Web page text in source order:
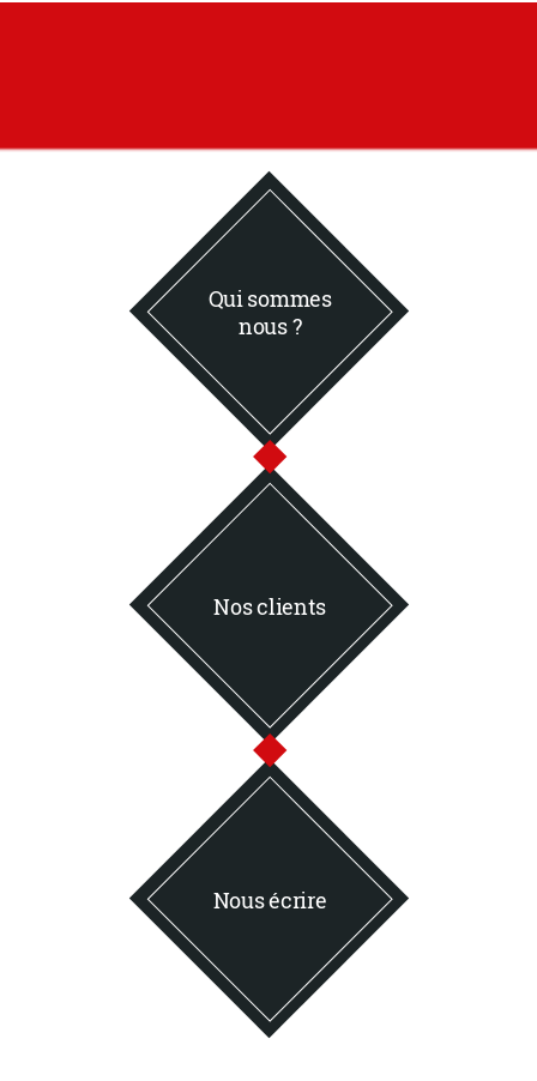
Qui sommes
nous ?
Nos clients
Nous écrire